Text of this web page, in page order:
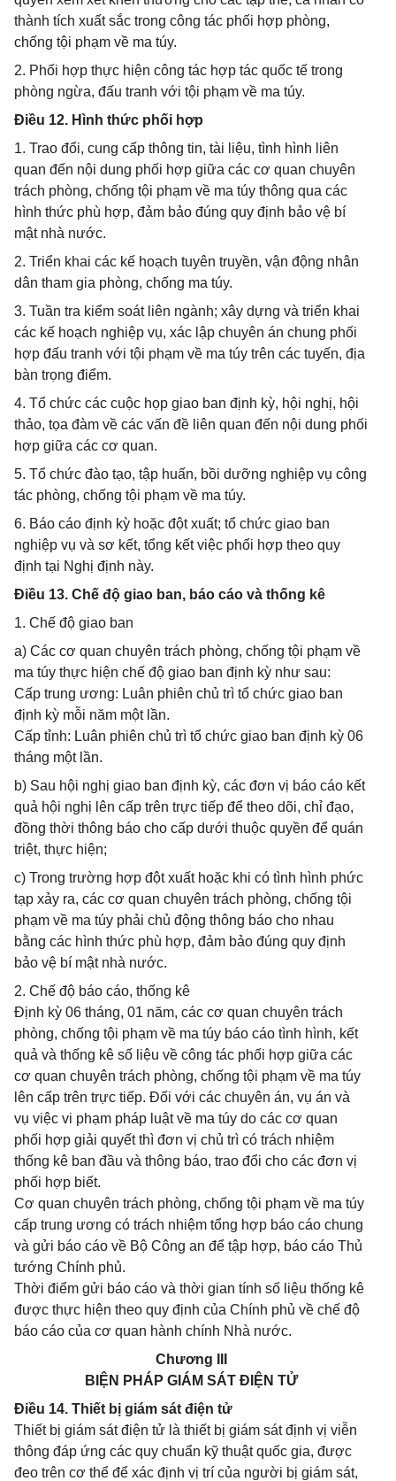
thành tích xuất sắc trong công tác phối hợp phòng,
chống tội phạm về ma túy.
2. Phối hợp thực hiện công tác hợp tác quốc tế trong
phòng ngừa, đấu tranh với tội phạm về ma túy.
Điều 12. Hình thức phối hợp
1. Trao đổi, cung cấp thông tin, tài liệu, tình hình liên
quan đến nội dung phối hợp giữa các cơ quan chuyên
trách phòng, chống tội phạm về ma túy thông qua các
hình thức phù hợp, đảm bảo đúng quy định bảo vệ bí
mật nhà nước.
2. Triển khai các kế hoạch tuyên truyền, vận động nhân
dân tham gia phòng, chống ma túy.
3. Tuần tra kiểm soát liên ngành; xây dựng và triển khai
các kế hoạch nghiệp vụ, xác lập chuyên án chung phối
hợp đấu tranh với tội phạm về ma túy trên các tuyến, địa
bàn trọng điểm.
4. Tổ chức các cuộc họp giao ban định kỳ, hội nghị, hội
thảo, tọa đàm về các vấn đề liên quan đến nội dung phối
hợp giữa các cơ quan.
5. Tổ chức đào tạo, tập huấn, bồi dưỡng nghiệp vụ công
tác phòng, chống tội phạm về ma túy.
6. Báo cáo định kỳ hoặc đột xuất; tổ chức giao ban
nghiệp vụ và sơ kết, tổng kết việc phối hợp theo quy
định tại Nghị định này.
Điều 13. Chế độ giao ban, báo cáo và thống kê
1. Chế độ giao ban
a) Các cơ quan chuyên trách phòng, chống tội phạm về
ma túy thực hiện chế độ giao ban định kỳ như sau:
Cấp trung ương: Luân phiên chủ trì tổ chức giao ban
định kỳ mỗi năm một lần.
Cấp tỉnh: Luân phiên chủ trì tổ chức giao ban định kỳ 06
tháng một lần.
b) Sau hội nghị giao ban định kỳ, các đơn vị báo cáo kết
quả hội nghị lên cấp trên trực tiếp để theo dõi, chỉ đạo,
đồng thời thông báo cho cấp dưới thuộc quyền để quán
triệt, thực hiện;
c) Trong trường hợp đột xuất hoặc khi có tình hình phức
tạp xảy ra, các cơ quan chuyên trách phòng, chống tội
phạm về ma túy phải chủ động thông báo cho nhau
bằng các hình thức phù hợp, đảm bảo đúng quy định
bảo vệ bí mật nhà nước.
2. Chế độ báo cáo, thống kê
Định kỳ 06 tháng, 01 năm, các cơ quan chuyên trách
phòng, chống tội phạm về ma túy báo cáo tình hình, kết
quả và thống kê số liệu về công tác phối hợp giữa các
cơ quan chuyên trách phòng, chống tội phạm về ma túy
lên cấp trên trực tiếp. Đối với các chuyên án, vụ án và
vụ việc vi phạm pháp luật về ma túy do các cơ quan
phối hợp giải quyết thì đơn vị chủ trì có trách nhiệm
thống kê ban đầu và thông báo, trao đổi cho các đơn vị
phối hợp biết.
Cơ quan chuyên trách phòng, chống tội phạm về ma túy
cấp trung ương có trách nhiệm tổng hợp báo cáo chung
và gửi báo cáo về Bộ Công an để tập hợp, báo cáo Thủ
tướng Chính phủ.
Thời điểm gửi báo cáo và thời gian tính số liệu thống kê
được thực hiện theo quy định của Chính phủ về chế độ
báo cáo của cơ quan hành chính Nhà nước.
Chương III
BIỆN PHÁP GIÁM SÁT ĐIỆN TỬ
Điều 14. Thiết bị giám sát điện tử
Thiết bị giám sát điện tử là thiết bị giám sát định vị viễn
thông đáp ứng các quy chuẩn kỹ thuật quốc gia, được
đeo trên cơ thể để xác định vị trí của người bị giám sát,